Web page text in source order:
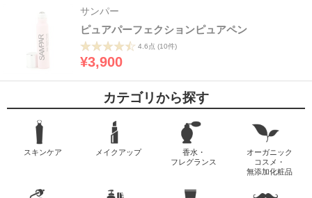
サンパー
ピュアパーフェクションピュアペン
4.6点 (10件)
¥3,900
カテゴリから探す
スキンケア メイクアップ
香水・
フレグランス
オーガニック
コスメ・
無添加化粧品